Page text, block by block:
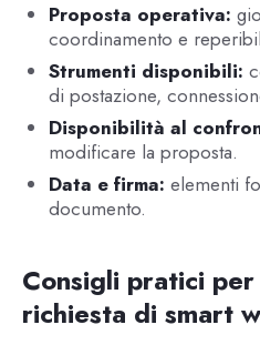
Proposta operativa:
coordinamento e
Strumenti disponibili:
di postazione,
Disponibilità al
modificare la proposta.
Data e firma: elementi
documento.
Consigli pratici
richiesta di smart